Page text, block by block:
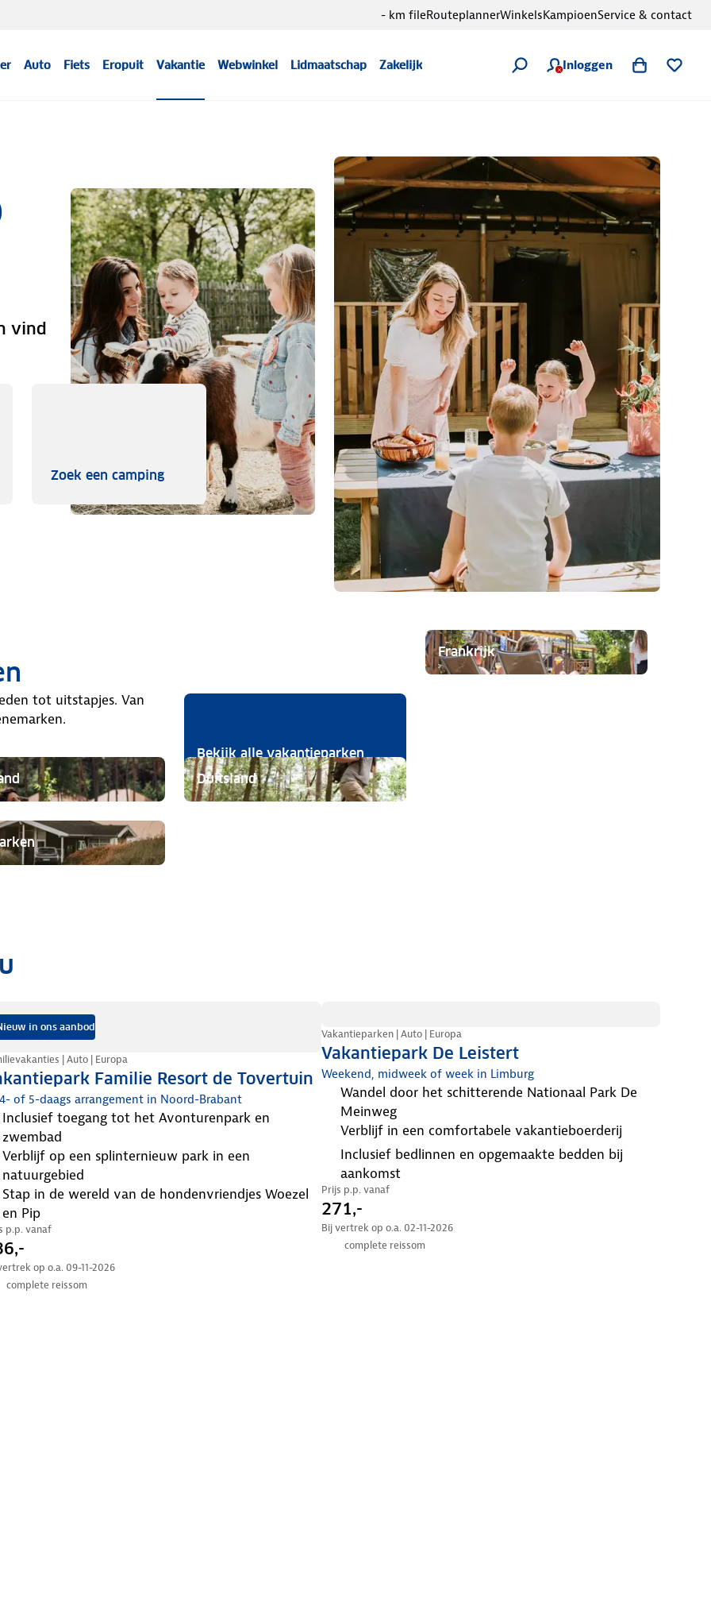
Auto Fiets Eropuit Vakantie Webwinkel Lidmaatschap Zakelijk Inloggen
- km fileRouteplannerWinkelsKampioenService & contact
vind
Zoek een campingZoek een camping
tot uitstapjes. Van
Bekijk alle vakantieparken
Frankrijk
Duitsland
in ons aanbod
Familie Resort de Tovertuin
| Auto | Europa
of 5-daags arrangement in Noord-Brabant
inclusief toegang tot het Avonturenpark en
zwembad
verblijf op een splinternieuw park in een
natuurgebied
stap in de wereld van de hondenvriendjes Woezel
en Pip
p.p. vanaf
op o.a. 09-11-2026
complete reissom
Vakantiepark De Leistert
Vakantieparken | Auto | Europa
Weekend, midweek of week in Limburg
wandel door het schitterende Nationaal Park De
Meinweg
verblijf in een comfortabele vakantieboerderij
inclusief bedlinnen en opgemaakte bedden bij
aankomst
Prijs p.p. vanaf
271,-
Bij vertrek op o.a. 02-11-2026
complete reissom